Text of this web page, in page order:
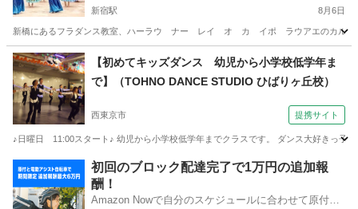
新宿駅 8月6日
新橋にあるフラダンス教室、ハーラウ ナー レイ オ カ イポ ラウアエのカルチャ
東京 新宿区 新宿駅 フラダンス クラス
【初めてキッズダンス 幼児から小学校低学年ま
で】（TOHNO DANCE STUDIO ひばりヶ丘校）
西東京市 提携サイト
♪日曜日 11:00スタート♪ 幼児から小学校低学年までクラスです。 ダンス大好きっ子
その他
初回のブロック配達完了で1万円の追加報
酬！
Amazon Nowで自分のスケジュールに合わせて原付や